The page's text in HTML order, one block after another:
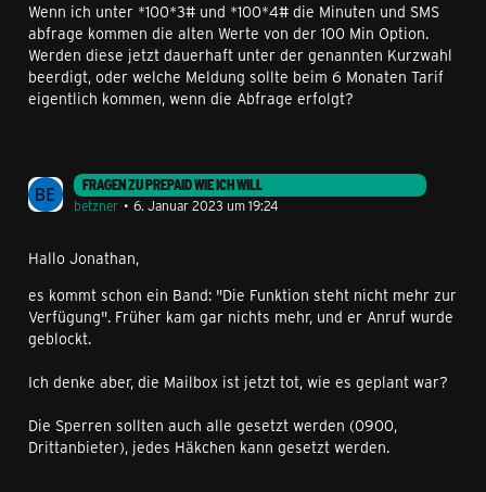
Wenn ich unter *100*3# und *100*4# die Minuten und SMS
abfrage kommen die alten Werte von der 100 Min Option.
Werden diese jetzt dauerhaft unter der genannten Kurzwahl
beerdigt, oder welche Meldung sollte beim 6 Monaten Tarif
eigentlich kommen, wenn die Abfrage erfolgt?
FRAGEN ZU PREPAID WIE ICH WILL
betzner
6. Januar 2023 um 19:24
Hallo Jonathan,
es kommt schon ein Band: "Die Funktion steht nicht mehr zur
Verfügung". Früher kam gar nichts mehr, und er Anruf wurde
geblockt.
Ich denke aber, die Mailbox ist jetzt tot, wie es geplant war?
Die Sperren sollten auch alle gesetzt werden (0900,
Drittanbieter), jedes Häkchen kann gesetzt werden.